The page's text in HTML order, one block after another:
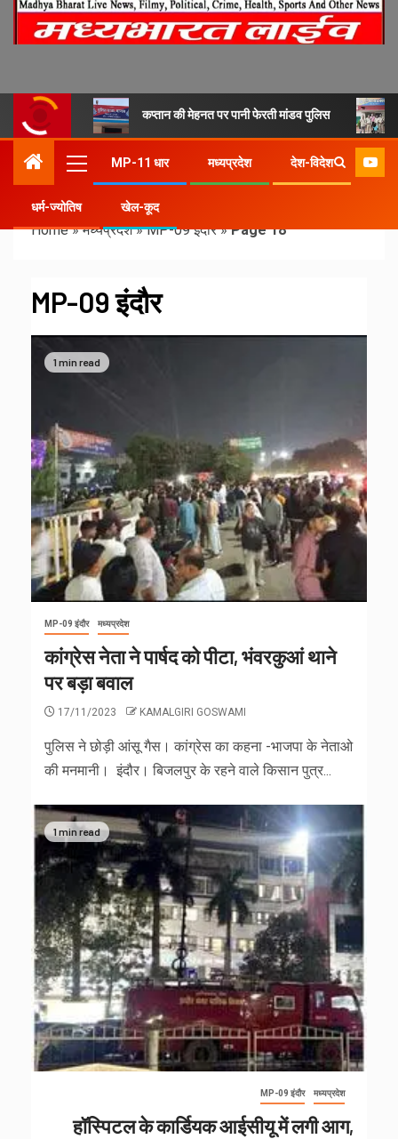
कप्तान की मेहनत पर पानी फेरती मांडव पुलिस
MP-11 धार मध्यप्रदेश देश-विदेश
धर्म-ज्योतिष खेल-कूद
Home»मध्यप्रदेश»MP-09 इंदौर»Page 18
MP-09 इंदौर
1 min read
MP-09 इंदौर मध्यप्रदेश
कांग्रेस नेता ने पार्षद को पीटा, भंवरकुआं थाने
पर बड़ा बवाल
17/11/2023 KAMALGIRI GOSWAMI
पुलिस ने छोड़ी आंसू गैस। कांग्रेस का कहना -भाजपा के नेताओ
की मनमानी। इंदौर। बिजलपुर के रहने वाले किसान पुत्र...
1 min read
MP-09 इंदौर मध्यप्रदेश
हॉस्पिटल के कार्डियक आईसीयू में लगी आग,